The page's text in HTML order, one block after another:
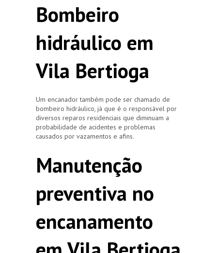
Bombeiro
hidráulico em
Vila Bertioga
Um encanador também pode ser chamado de
bombeiro hidráulico, já que é o responsável por
diversos reparos residenciais que diminuam a
probabilidade de acidentes e problemas
causados por vazamentos e afins.
Manutenção
preventiva no
encanamento